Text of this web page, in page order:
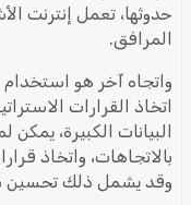
حدوثها، تعمل إنترنت
المرافق.
واتجاه آخر هو استخدام
اتخاذ القرارات
البيانات الكبيرة، يمكن
بالاتجاهات، واتخاذ
وقد يشمل ذلك تحسين